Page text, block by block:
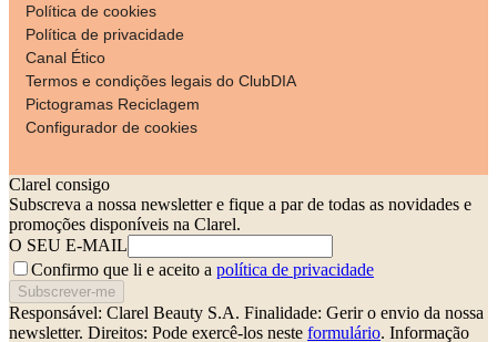
Política de cookies
Política de privacidade
Canal Ético
Termos e condições legais do ClubDIA
Pictogramas Reciclagem
Configurador de cookies
Clarel consigo
Subscreva a nossa newsletter e fique a par de todas as novidades e
promoções disponíveis na Clarel.
O SEU E-MAIL
Confirmo que li e aceito a política de privacidade
Subscrever-me
Responsável: Clarel Beauty S.A. Finalidade: Gerir o envio da nossa
newsletter. Direitos: Pode exercê-los neste formulário. Informação